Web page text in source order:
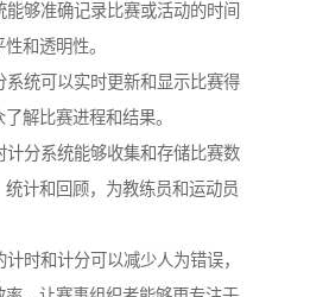
够准确记录比赛或活动的时间
和透明性。
统可以实时更新和显示比赛得
解比赛进程和结果。
分系统能够收集和存储比赛数
计和回顾，为教练员和运动员
时和计分可以减少人为错误，